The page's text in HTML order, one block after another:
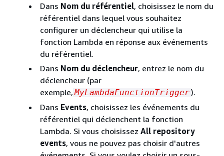
Dans Nom du référentiel, choisissez le nom du
référentiel dans lequel vous souhaitez
configurer un déclencheur qui utilise la
fonction Lambda en réponse aux événements
du référentiel.
Dans Nom du déclencheur, entrez le nom du
déclencheur (par
exemple, MyLambdaFunctionTrigger).
Dans Events, choisissez les événements du
référentiel qui déclenchent la fonction
Lambda. Si vous choisissez All repository
events, vous ne pouvez pas choisir d'autres